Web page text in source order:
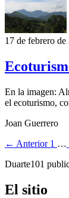
17 de febrero de
En la imagen:
el ecoturismo,
Joan Guerrero
← Anterior 1 …
Duarte101
El sitio